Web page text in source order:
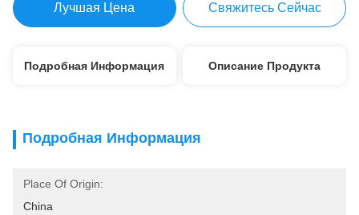
Лучшая Цена Свяжитесь Сейчас
Подробная Информация Описание Продукта
Подробная Информация
Place Of Origin:
China